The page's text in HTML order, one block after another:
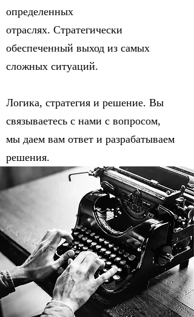
определенных
отраслях. Стратегически
обеспеченный выход из самых
сложных ситуаций.
Логика, стратегия и решение. Вы
связываетесь с нами с вопросом,
мы даем вам ответ и разрабатываем
решения.